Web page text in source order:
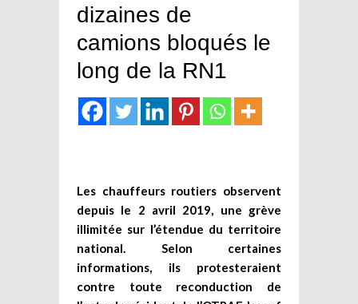
dizaines de
camions bloqués le
long de la RN1
Les chauffeurs routiers observent
depuis le 2 avril 2019, une grève
illimitée sur l’étendue du territoire
national. Selon certaines
informations, ils protesteraient
contre toute reconduction de